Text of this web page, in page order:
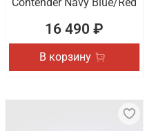
16 490 ₽
В корзину